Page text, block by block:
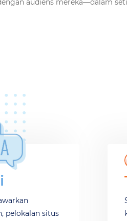
pelokalan situs